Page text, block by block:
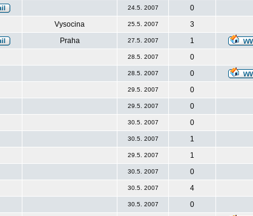
24.5. 2007
0
Vysocina 25.5. 2007
3
Praha 27.5. 2007
1
28.5. 2007
0
28.5. 2007
0
29.5. 2007
0
29.5. 2007
0
30.5. 2007
0
30.5. 2007
1
29.5. 2007
1
30.5. 2007
0
30.5. 2007
4
30.5. 2007
0